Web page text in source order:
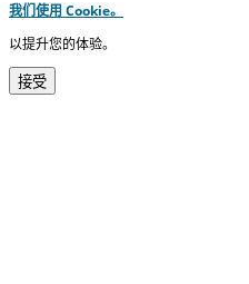
我们使用 Cookie。
以提升您的体验。
接受